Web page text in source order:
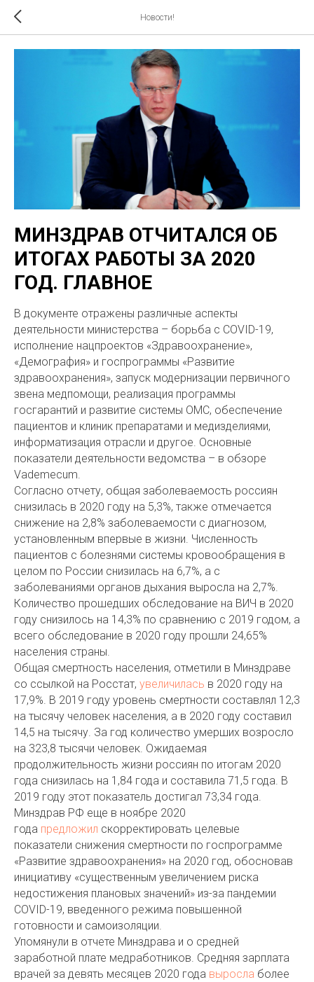
Новости!
МИНЗДРАВ ОТЧИТАЛСЯ ОБ
ИТОГАХ РАБОТЫ ЗА 2020
ГОД. ГЛАВНОЕ
В документе отражены различные аспекты
деятельности министерства – борьба с COVID-19,
исполнение нацпроектов «Здравоохранение»,
«Демография» и госпрограммы «Развитие
здравоохранения», запуск модернизации первичного
звена медпомощи, реализация программы
госгарантий и развитие системы ОМС, обеспечение
пациентов и клиник препаратами и медизделиями,
информатизация отрасли и другое. Основные
показатели деятельности ведомства – в обзоре
Vademecum.
Согласно отчету, общая заболеваемость россиян
снизилась в 2020 году на 5,3%, также отмечается
снижение на 2,8% заболеваемости с диагнозом,
установленным впервые в жизни. Численность
пациентов с болезнями системы кровообращения в
целом по России снизилась на 6,7%, а с
заболеваниями органов дыхания выросла на 2,7%.
Количество прошедших обследование на ВИЧ в 2020
году снизилось на 14,3% по сравнению с 2019 годом, а
всего обследование в 2020 году прошли 24,65%
населения страны.
Общая смертность населения, отметили в Минздраве
со ссылкой на Росстат, увеличилась в 2020 году на
17,9%. В 2019 году уровень смертности составлял 12,3
на тысячу человек населения, а в 2020 году составил
14,5 на тысячу. За год количество умерших возросло
на 323,8 тысячи человек. Ожидаемая
продолжительность жизни россиян по итогам 2020
года снизилась на 1,84 года и составила 71,5 года. В
2019 году этот показатель достигал 73,34 года.
Минздрав РФ еще в ноябре 2020
года предложил скорректировать целевые
показатели снижения смертности по госпрограмме
«Развитие здравоохранения» на 2020 год, обосновав
инициативу «существенным увеличением риска
недостижения плановых значений» из-за пандемии
COVID-19, введенного режима повышенной
готовности и самоизоляции.
Упомянули в отчете Минздрава и о средней
заработной плате медработников. Средняя зарплата
врачей за девять месяцев 2020 года выросла более